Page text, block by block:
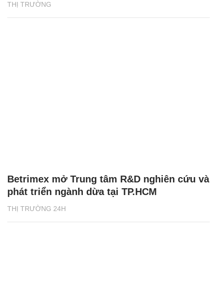
THỊ TRƯỜNG
THỊ TRƯỜNG 24H
Betrimex mở Trung tâm R&D nghiên cứu và
phát triển ngành dừa tại TP.HCM